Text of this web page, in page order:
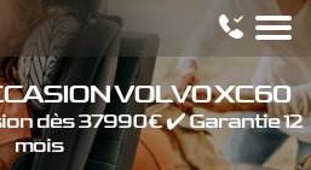
VOLVO XC60
dès 37990€ ✔️ Garantie 12
mois